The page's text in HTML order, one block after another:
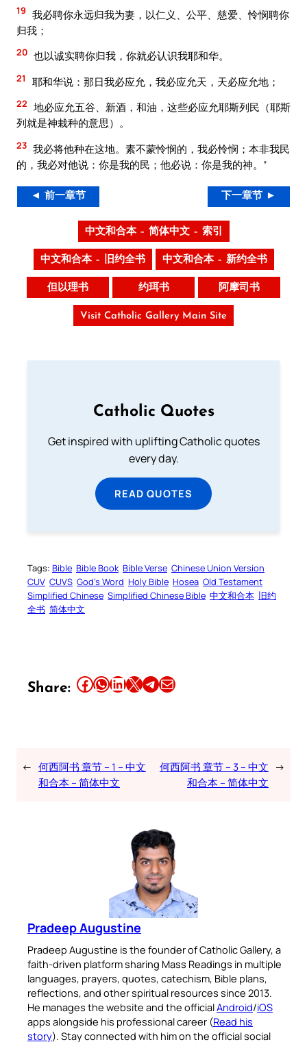
19 我必聘你永远归我为妻，以仁义、公平、慈爱、怜悯聘你
归我；
20 也以诚实聘你归我，你就必认识我耶和华。
21 耶和华说：那日我必应允，我必应允天，天必应允地；
22 地必应允五谷、新酒，和油，这些必应允耶斯列民（耶斯
列就是神栽种的意思）。
23 我必将他种在这地。素不蒙怜悯的，我必怜悯；本非我民
的，我必对他说：你是我的民；他必说：你是我的神。”
◄ 前一章节 下一章节 ►
中文和合本 – 简体中文 – 索引
中文和合本 – 旧约全书 中文和合本 – 新约全书
但以理书 约珥书 阿摩司书
Visit Catholic Gallery Main Site
Catholic Quotes
Get inspired with uplifting Catholic quotes
every day.
READ QUOTES
Tags: Bible Bible Book Bible Verse Chinese Union Version
CUV CUVS God’s Word Holy Bible Hosea Old Testament
Simplified Chinese Simplified Chinese Bible 中文和合本 旧约
全书 简体中文
Share: Share this article on Facebook Share this article on WhatsApp Share this article on LinkedIn Share this article on X Share this article on TelegramEmail this Article
← 何西阿书 章节 – 1 – 中文
和合本 – 简体中文
何西阿书 章节 – 3 – 中文
和合本 – 简体中文
→
Pradeep Augustine
Pradeep Augustine is the founder of Catholic Gallery, a
faith-driven platform sharing Mass Readings in multiple
languages, prayers, quotes, catechism, Bible plans,
reflections, and other spiritual resources since 2013.
He manages the website and the officialAndroid/iOS
apps alongside his professional career (Read his
story). Stay connected with him on the official social